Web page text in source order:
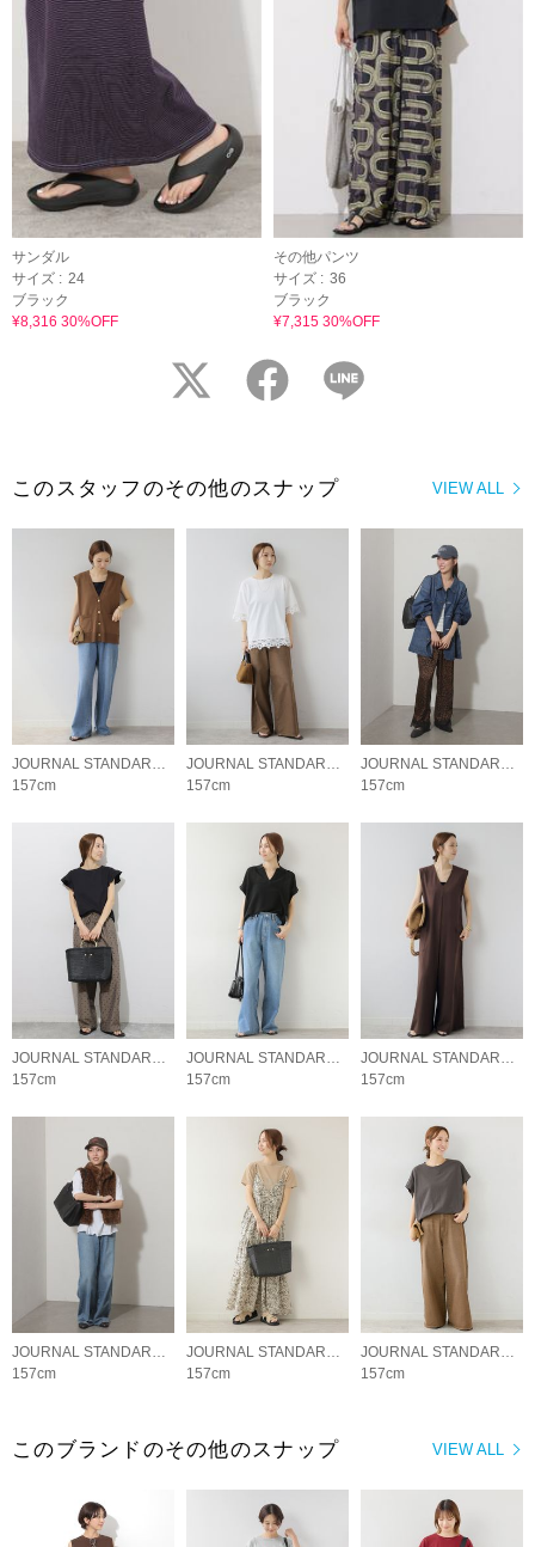
サンダル
サイズ : 24
ブラック
¥8,316 30%OFF
その他パンツ
サイズ : 36
ブラック
¥7,315 30%OFF
twitter facebook
VIEW ALL
このスタッフのその他のスナップ
JOURNAL STANDARD relume LADYS
157cm
JOURNAL STANDARD relume LADYS
157cm
JOURNAL STANDARD relume LADYS
157cm
JOURNAL STANDARD relume LADYS
157cm
JOURNAL STANDARD relume LADYS
157cm
JOURNAL STANDARD relume LADYS
157cm
JOURNAL STANDARD relume LADYS
157cm
JOURNAL STANDARD relume LADYS
157cm
JOURNAL STANDARD relume LADYS
157cm
VIEW ALL
このブランドのその他のスナップ